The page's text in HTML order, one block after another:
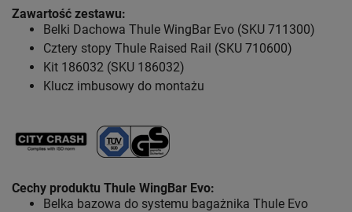
Zawartość zestawu:
Belki Dachowa Thule WingBar Evo (SKU 711300)
Cztery stopy Thule Raised Rail (SKU 710600)
Kit 186032 (SKU 186032)
Klucz imbusowy do montażu
Cechy produktu Thule WingBar Evo:
Belka bazowa do systemu bagażnika Thule Evo